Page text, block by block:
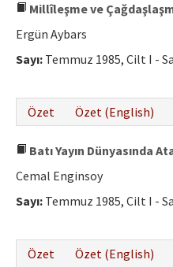
Millîleşme ve
Ergün Aybars
Sayı: Temmuz 1985, Cilt I -
Özet
Özet (English)
Batı Yayın Dünyasında
Cemal Enginsoy
Sayı: Temmuz 1985, Cilt I -
Özet
Özet (English)